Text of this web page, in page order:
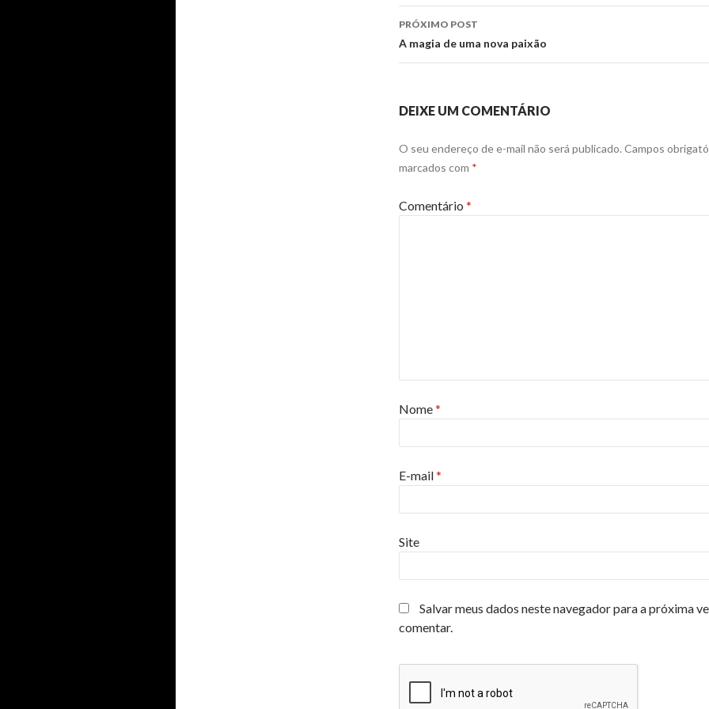
posts
PRÓXIMO POST
A magia de uma nova paixão
DEIXE UM COMENTÁRIO
O seu endereço de e-mail não será publicado. Campos
marcados com *
Comentário *
Nome*
E-mail*
Site
Salvar meus dados neste navegador para a próxima
comentar.